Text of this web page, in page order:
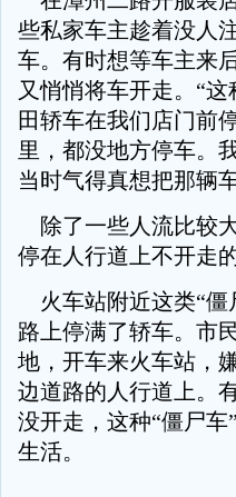
些私家车主趁着没人
车。有时想等车主来
又悄悄将车开走。“
田轿车在我们店门前
里，都没地方停车。
当时气得真想把那辆
除了一些人流比较
停在人行道上不开走
火车站附近这类“僵
路上停满了轿车。市
地，开车来火车站，
边道路的人行道上。
没开走，这种“僵尸
生活。